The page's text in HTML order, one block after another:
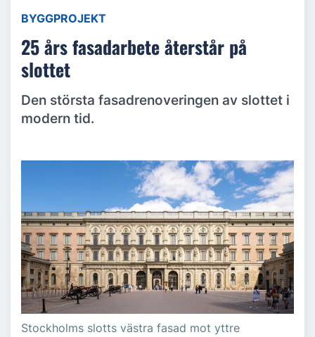
BYGGPROJEKT
25 års fasadarbete återstår på
slottet
Den största fasadrenoveringen av slottet i
modern tid.
Stockholms slotts västra fasad mot yttre